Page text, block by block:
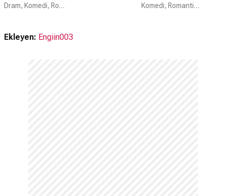
Dram, Komedi, Romantik Komedi, Romantik, Dram
Ekleyen: Engiin003